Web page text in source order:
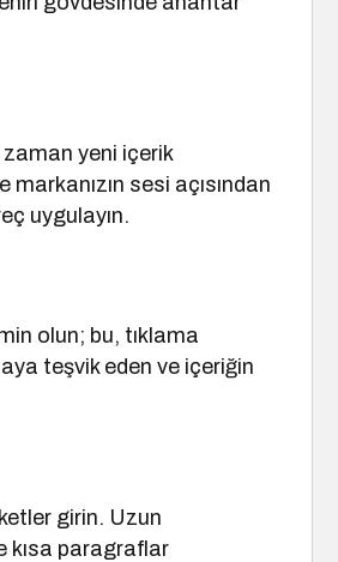
zaman yeni içerik
sesi açısından
uygulayın.
olun; bu, tıklama
teşvik eden ve içeriğin
girin. Uzun
kısa paragraflar